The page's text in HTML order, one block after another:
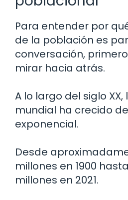
Para entender por
de la población es
conversación,
mirar hacia atrás.
A lo largo del siglo
mundial ha crecido
exponencial.
Desde
millones en 1900
millones en 2021.